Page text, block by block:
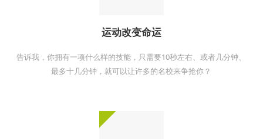
运动改变命运
告诉我，你拥有一项什么样的技能，只需要10秒左右、或者几分钟、
最多十几分钟，就可以让许多的名校来争抢你？